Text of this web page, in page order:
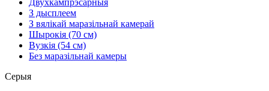
Двухкампрэсарныя
З дысплеем
З вялікай маразільнай камерай
Шырокія (70 см)
Вузкія (54 см)
Без маразільнай камеры
Серыя